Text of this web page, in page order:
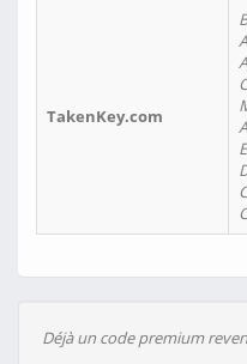
TakenKey.com
Déjà un code premium